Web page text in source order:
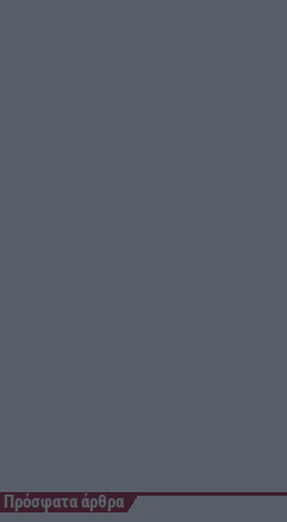
Πρόσφατα άρθρα